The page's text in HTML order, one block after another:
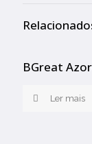
BGreat
Ler mais